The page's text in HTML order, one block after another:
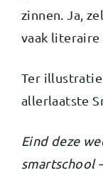
zinnen. Ja,
vaak literaire
Ter
allerlaatste
Eind deze
smartschool